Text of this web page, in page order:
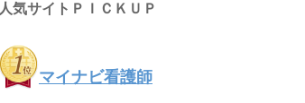
人気サイトＰＩＣＫＵＰ
マイナビ看護師